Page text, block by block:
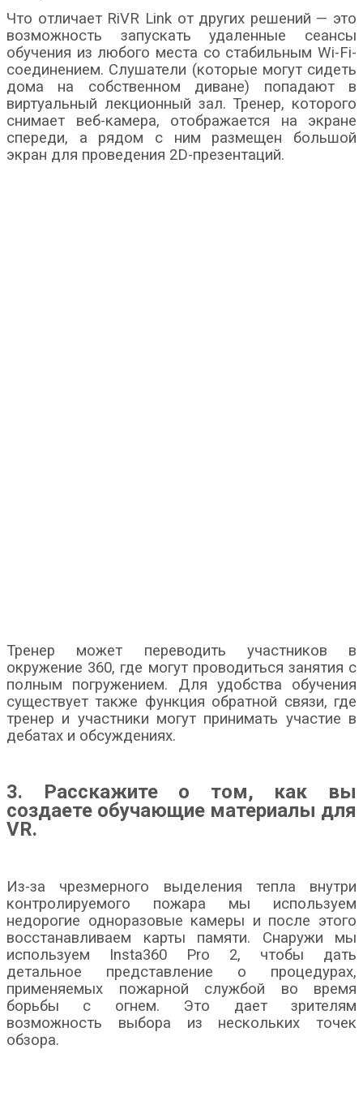
Что отличает RiVR Link от других решений — это
возможность запускать удаленные сеансы
обучения из любого места со стабильным Wi-Fi-
соединением. Слушатели (которые могут сидеть
дома на собственном диване) попадают в
виртуальный лекционный зал. Тренер, которого
снимает веб-камера, отображается на экране
спереди, а рядом с ним размещен большой
экран для проведения 2D-презентаций.
Тренер может переводить участников в
окружение 360, где могут проводиться занятия с
полным погружением. Для удобства обучения
существует также функция обратной связи, где
тренер и участники могут принимать участие в
дебатах и обсуждениях.
3. Расскажите о том, как вы
создаете обучающие материалы для
VR.
Из-за чрезмерного выделения тепла внутри
контролируемого пожара мы используем
недорогие одноразовые камеры и после этого
восстанавливаем карты памяти. Снаружи мы
используем Insta360 Pro 2, чтобы дать
детальное представление о процедурах,
применяемых пожарной службой во время
борьбы с огнем. Это дает зрителям
возможность выбора из нескольких точек
обзора.